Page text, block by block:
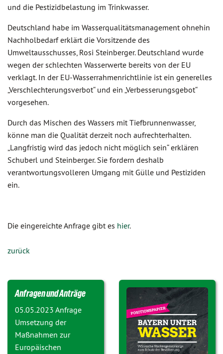
und die Pestizidbelastung im Trinkwasser.
Deutschland habe im Wasserqualitätsmanagement ohnehin
Nachholbedarf erklärt die Vorsitzende des
Umweltausschusses, Rosi Steinberger. Deutschland wurde
wegen der schlechten Wasserwerte bereits von der EU
verklagt. In der EU-Wasserrahmenrichtlinie ist ein generelles
„Verschlechterungsverbot“ und ein „Verbesserungsgebot“
vorgesehen.
Durch das Mischen des Wassers mit Tiefbrunnenwasser,
könne man die Qualität derzeit noch aufrechterhalten.
„Langfristig wird das jedoch nicht möglich sein“ erklären
Schuberl und Steinberger. Sie fordern deshalb
verantwortungsvolleren Umgang mit Gülle und Pestiziden
ein.
Die eingereichte Anfrage gibt es hier.
zurück
Anfragen und Anträge
05.05.2023 Anfrage
Umsetzung der
Maßnahmen zur
Europäischen